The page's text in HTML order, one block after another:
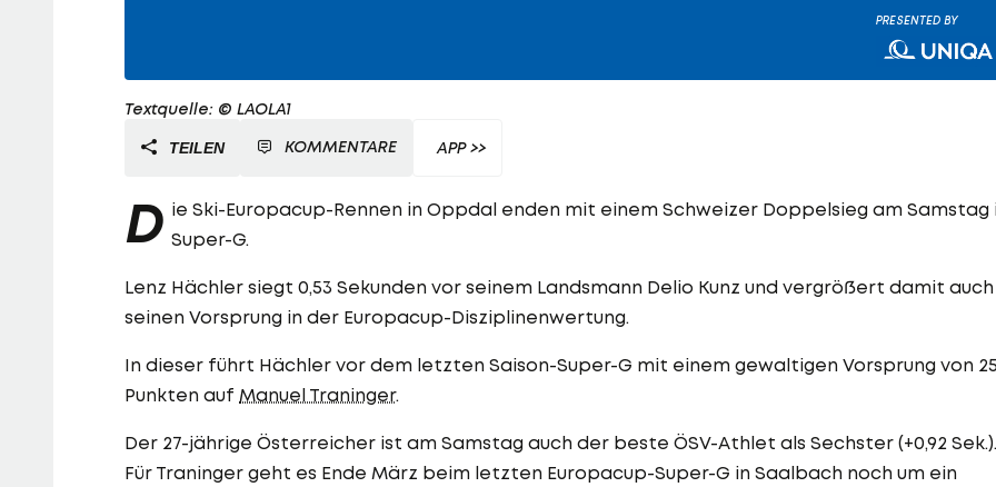
PRESENTED BY
Textquelle: © LAOLA1
TEILEN KOMMENTARE APP >>
D ie Ski-Europacup-Rennen in Oppdal enden mit einem Schweizer Doppelsieg am Samstag
Super-G.
Lenz Hächler siegt 0,53 Sekunden vor seinem Landsmann Delio Kunz und vergrößert damit auch
seinen Vorsprung in der Europacup-Disziplinenwertung.
In dieser führt Hächler vor dem letzten Saison-Super-G mit einem gewaltigen Vorsprung von
Punkten auf Manuel Traninger.
Der 27-jährige Österreicher ist am Samstag auch der beste ÖSV-Athlet als Sechster (+0,92 Sek.).
Für Traninger geht es Ende März beim letzten Europacup-Super-G in Saalbach noch um ein